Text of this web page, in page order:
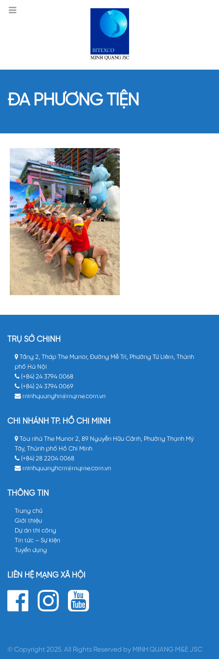
ĐA PHƯƠNG TIỆN
TRỤ SỞ CHÍNH
Tầng 2, Tháp The Manor, Đường Mễ Trì, Phường Từ Liêm, Thành
phố Hà Nội
(+84) 24 3794 0068
(+84) 24 3794 0069
minhquanghn@mqme.com.vn
CHI NHÁNH TP. HỒ CHÍ MINH
Tòa nhà The Manor 2, 89 Nguyễn Hữu Cảnh, Phường Thạnh Mỹ
Tây, Thành phố Hồ Chí Minh
(+84) 28 2204 0068
minhquanghcm@mqme.com.vn
THÔNG TIN
Trang chủ
Giới thiệu
Dự án thi công
Tin tức – Sự kiện
Tuyển dụng
LIÊN HỆ MẠNG XÃ HỘI
© Copyright 2025. All Rights Reserved by MINH QUANG M&E JSC